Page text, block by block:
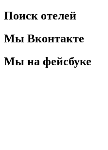
Поиск отелей
Мы Вконтакте
Мы на фейсбуке